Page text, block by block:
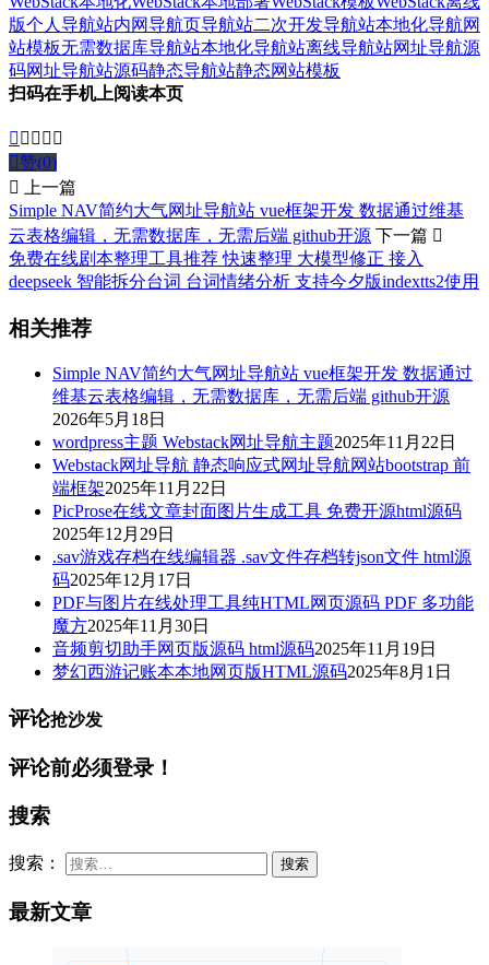
版个人导航站内网导航页导航站二次开发导航站本地化导航网
站模板无需数据库导航站本地化导航站离线导航站网址导航源
码网址导航站源码静态导航站静态网站模板
扫码在手机上阅读本页
    
赞(0)

上一篇
Simple NAV简约大气网址导航站 vue框架开发 数据通过维基
云表格编辑，无需数据库，无需后端 github开源 下一篇 
免费在线剧本整理工具推荐 快速整理 大模型修正 接入
deepseek 智能拆分台词 台词情绪分析 支持今夕版indextts2使用
相关推荐
Simple NAV简约大气网址导航站 vue框架开发 数据通过
维基云表格编辑，无需数据库，无需后端 github开源
2026年5月18日
wordpress主题 Webstack网址导航主题2025年11月22日
Webstack网址导航 静态响应式网址导航网站bootstrap 前
端框架2025年11月22日
PicProse在线文章封面图片生成工具 免费开源html源码
2025年12月29日
.sav游戏存档在线编辑器 .sav文件存档转json文件 html源
码2025年12月17日
PDF与图片在线处理工具纯HTML网页源码 PDF 多功能
魔方2025年11月30日
音频剪切助手网页版源码 html源码2025年11月19日
梦幻西游记账本本地网页版HTML源码2025年8月1日
评论抢沙发
评论前必须登录！
搜索
搜索：
最新文章